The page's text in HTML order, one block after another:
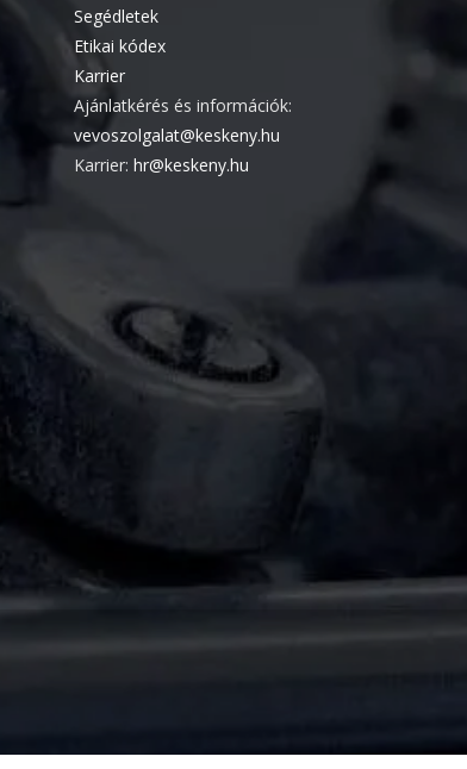
Segédletek
Etikai kódex
Karrier
Ajánlatkérés és információk:
vevoszolgalat@keskeny.hu
Karrier:hr@keskeny.hu